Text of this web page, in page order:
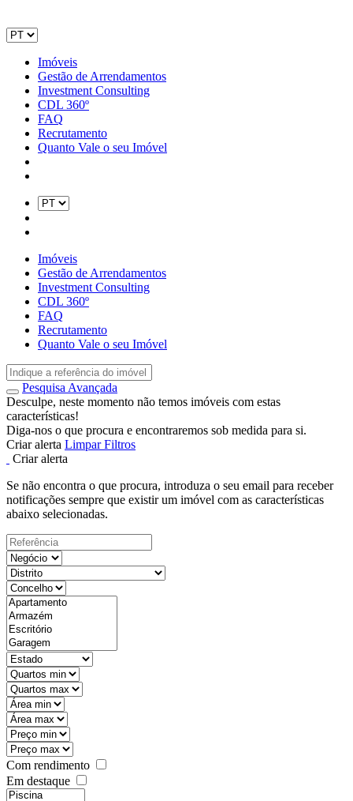
Imóveis
Gestão de Arrendamentos
Investment Consulting
CDL 360º
FAQ
Recrutamento
Quanto Vale o seu Imóvel
Imóveis
Gestão de Arrendamentos
Investment Consulting
CDL 360º
FAQ
Recrutamento
Quanto Vale o seu Imóvel
Pesquisa Avançada
Desculpe, neste momento não temos imóveis com estas
características!
Diga-nos o que procura e encontraremos sob medida para si.
Criar alerta Limpar Filtros
Criar alerta
Se não encontra o que procura, introduza o seu email para receber
notificações sempre que existir um imóvel com as características
abaixo selecionadas.
Com rendimento
Em destaque